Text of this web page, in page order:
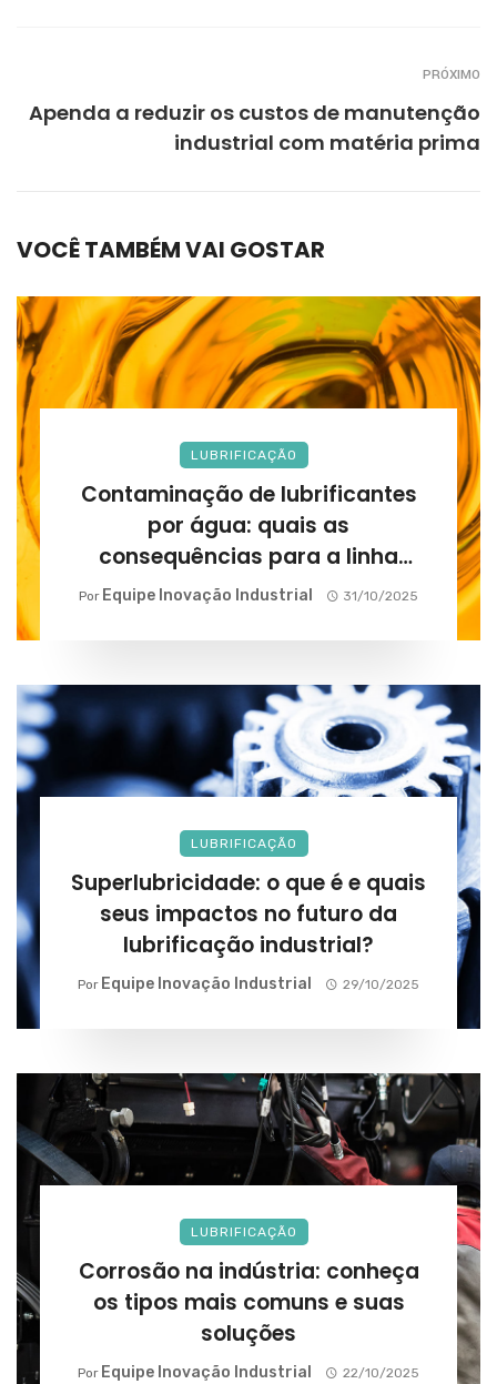
PRÓXIMO
Apenda a reduzir os custos de manutenção
industrial com matéria prima
VOCÊ TAMBÉM VAI GOSTAR
LUBRIFICAÇÃO
Contaminação de lubrificantes
por água: quais as
consequências para a linha
produtiva?
Por Equipe Inovação Industrial 31/10/2025
LUBRIFICAÇÃO
Superlubricidade: o que é e quais
seus impactos no futuro da
lubrificação industrial?
Por Equipe Inovação Industrial 29/10/2025
LUBRIFICAÇÃO
Corrosão na indústria: conheça
os tipos mais comuns e suas
soluções
Por Equipe Inovação Industrial 22/10/2025